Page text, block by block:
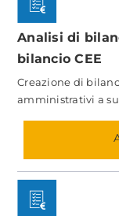
Analisi di
bilancio CEE
Creazione di
amministrativi a